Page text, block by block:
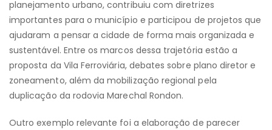
planejamento urbano, contribuiu com diretrizes
importantes para o município e participou de projetos que
ajudaram a pensar a cidade de forma mais organizada e
sustentável. Entre os marcos dessa trajetória estão a
proposta da Vila Ferroviária, debates sobre plano diretor e
zoneamento, além da mobilização regional pela
duplicação da rodovia Marechal Rondon.
Outro exemplo relevante foi a elaboração de parecer